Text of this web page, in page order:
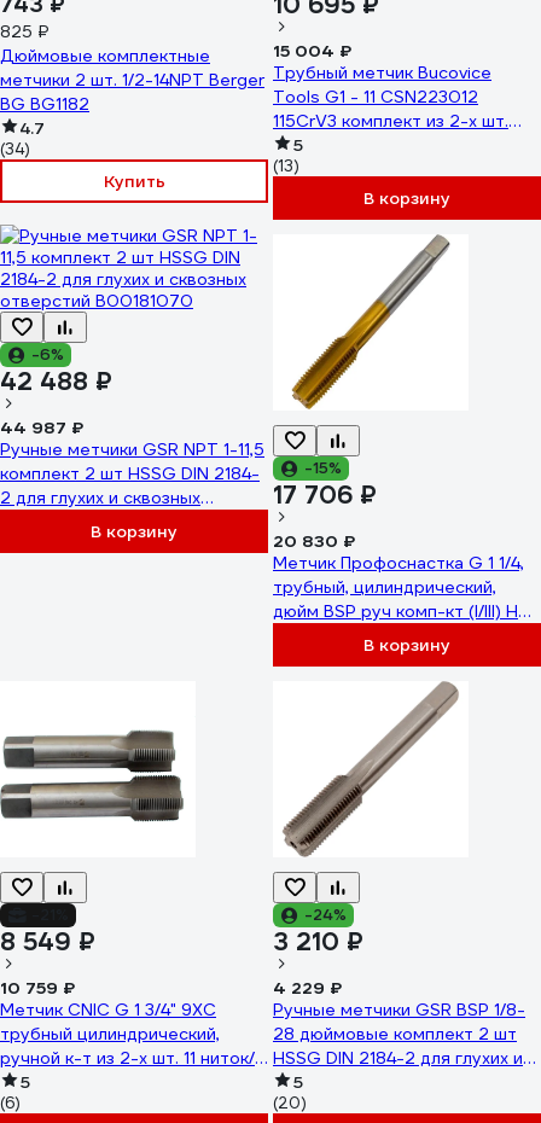
825 ₽
Дюймовые комплектные
метчики 2 шт. 1/2-14NPT Berger
BG BG1182
4.7
(34)
Купить
15 004 ₽
Трубный метчик Bucovice
Tools G1 - 11 CSN223012
115CrV3 комплект из 2-х шт.
112100
5
(13)
В корзину
-6%
42 488 ₽
44 987 ₽
Ручные метчики GSR NPT 1-11,5
комплект 2 шт HSSG DIN 2184-
2 для глухих и сквозных
отверстий B00181070
В корзину
-15%
17 706 ₽
20 830 ₽
Метчик Профоснастка G 1 1/4,
трубный, цилиндрический,
дюйм BSP руч комп-кт (I/III) HSS
(Р6М5) TIN, ГОСТ 3266-81,
прямой, для глухих/сквозных
отверстий, (кв a=25 мм) №
1945 ТМ 52541945
В корзину
8 549 ₽
10 759 ₽
Метчик CNIC G 1 3/4" 9ХС
трубный цилиндрический,
ручной к-т из 2-х шт. 11 ниток/
дюйм левый 59410
5
(6)
-24%
3 210 ₽
4 229 ₽
Ручные метчики GSR BSP 1/8-
28 дюймовые комплект 2 шт
HSSG DIN 2184-2 для глухих и
сквозных отверстий
B00155020
5
(20)